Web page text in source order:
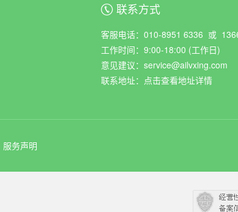
ꀈ 联系方式
客服电话：010-8951 6336 或
工作时间：9:00-18:00 (工作日)
意见建议：service@ailvxing.com
联系地址： 点击查看地址详情
服务声明